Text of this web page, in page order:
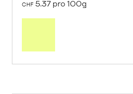
CHF 5.37 pro 100g
Angus